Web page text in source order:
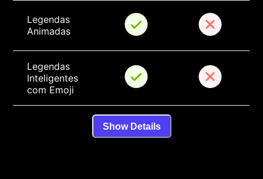
Legendas
Animadas
Legendas
Inteligentes
com Emoji
Show Details